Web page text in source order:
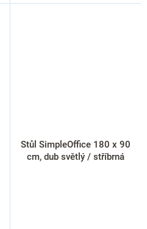
Stůl SimpleOffice 180 x 90
cm, dub světlý / stříbrná